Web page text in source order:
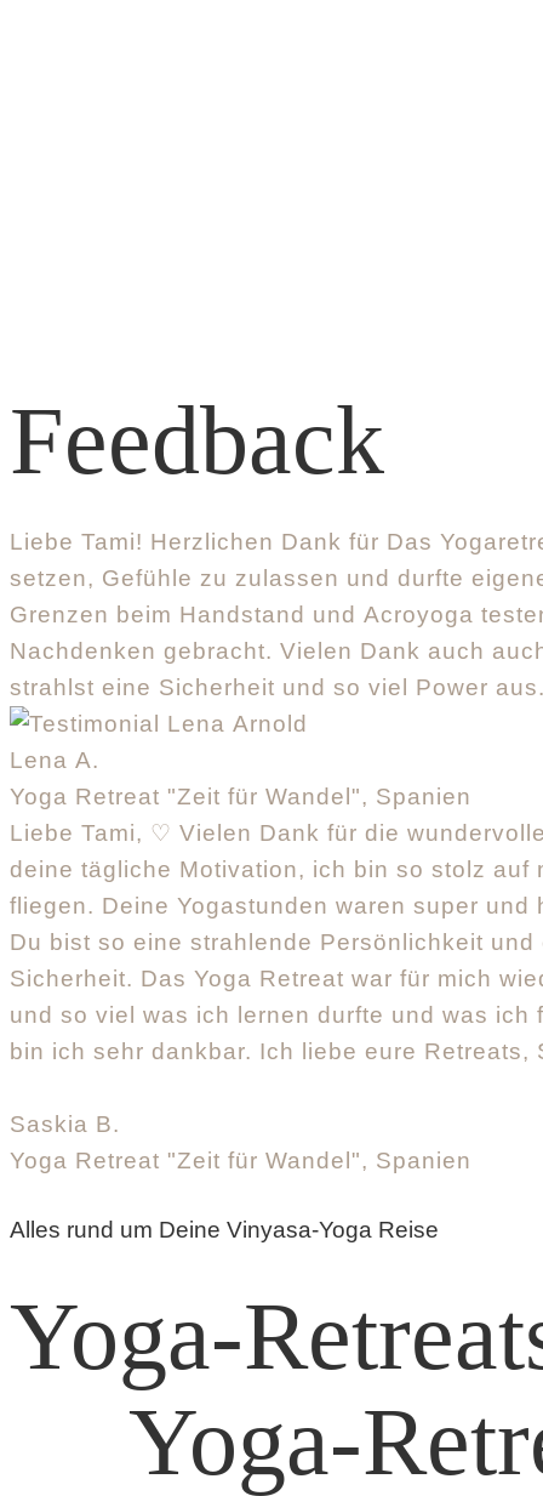
Feedback
Liebe Tami! Herzlichen Dank für Das Yogaretreat in Malaga! Es war eine Reise zu mir selbst. Ich habe gelernt Grenzen zu
setzen, Gefühle zu zulassen und durfte
Grenzen beim Handstand und Acroyoga
Nachdenken gebracht. Vielen Dank auch
strahlst eine Sicherheit und so viel Power
Lena A.
Yoga Retreat "Zeit für Wandel", Spanien
Liebe Tami, ♡ Vielen Dank für die
deine tägliche Motivation, ich bin so stolz
fliegen. Deine Yogastunden waren super
Du bist so eine strahlende Persönlichkeit
Sicherheit. Das Yoga Retreat war für mich
und so viel was ich lernen durfte und was
bin ich sehr dankbar. Ich liebe eure
Saskia B.
Yoga Retreat "Zeit für Wandel", Spanien
Alles rund um Deine Vinyasa-Yoga Reise
Yoga-
Yoga-